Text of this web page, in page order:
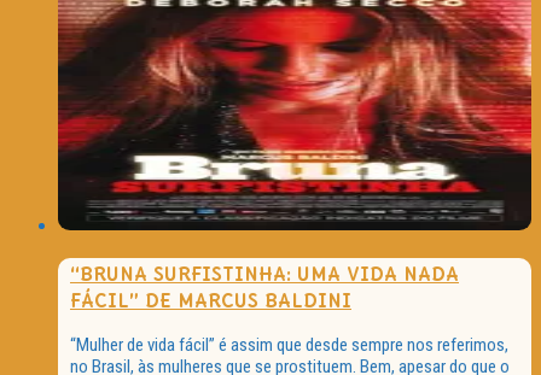
“BRUNA SURFISTINHA: UMA VIDA NADA
FÁCIL” DE MARCUS BALDINI
“Mulher de vida fácil” é assim que desde sempre nos referimos,
no Brasil, às mulheres que se prostituem. Bem, apesar do que o